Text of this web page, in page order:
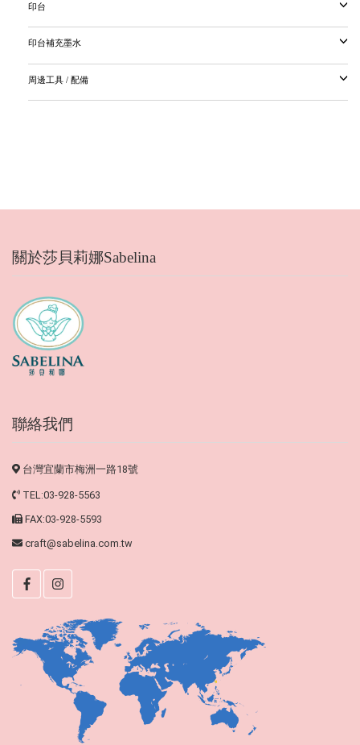
印台
印台補充墨水
周邊工具 / 配備
關於莎貝莉娜Sabelina
聯絡我們
台灣宜蘭市梅洲一路18號
TEL:03-928-5563
FAX:03-928-5593
craft@sabelina.com.tw